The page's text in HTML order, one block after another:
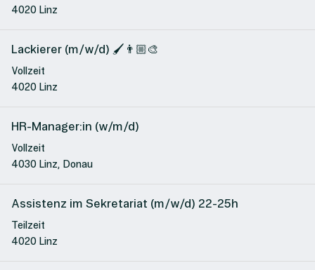
4020 Linz
Lackierer (m/w/d) 🖌️👨🏼‍🎨
Vollzeit
4020 Linz
HR-Manager:in (w/m/d)
Vollzeit
4030 Linz, Donau
Assistenz im Sekretariat (m/w/d) 22-25h
Teilzeit
4020 Linz